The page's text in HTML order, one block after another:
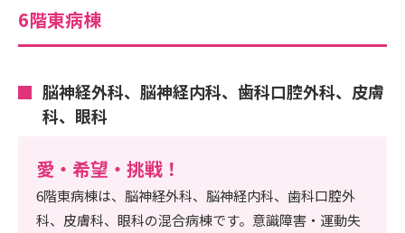
6階東病棟
脳神経外科、脳神経内科、歯科口腔外科、皮膚
科、眼科
愛・希望・挑戦！
6階東病棟は、脳神経外科、脳神経内科、歯科口腔外
科、皮膚科、眼科の混合病棟です。意識障害・運動失